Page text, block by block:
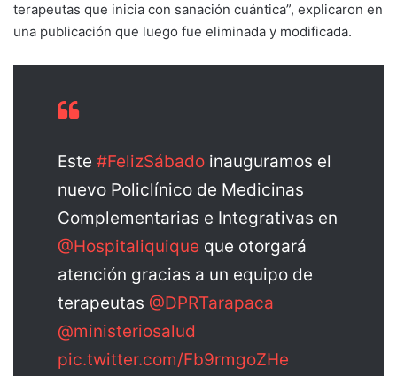
terapeutas que inicia con sanación cuántica”, explicaron en
una publicación que luego fue eliminada y modificada.
Este #FelizSábado inauguramos el
nuevo Policlínico de Medicinas
Complementarias e Integrativas en
@Hospitaliquique que otorgará
atención gracias a un equipo de
terapeutas @DPRTarapaca
@ministeriosalud
pic.twitter.com/Fb9rmgoZHe